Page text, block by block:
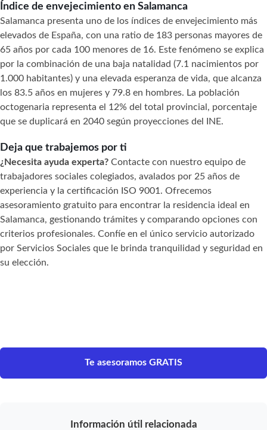
Índice de envejecimiento en Salamanca
Salamanca presenta uno de los índices de envejecimiento más
elevados de España, con una ratio de 183 personas mayores de
65 años por cada 100 menores de 16. Este fenómeno se explica
por la combinación de una baja natalidad (7.1 nacimientos por
1.000 habitantes) y una elevada esperanza de vida, que alcanza
los 83.5 años en mujeres y 79.8 en hombres. La población
octogenaria representa el 12% del total provincial, porcentaje
que se duplicará en 2040 según proyecciones del INE.
Deja que trabajemos por ti
¿Necesita ayuda experta? Contacte con nuestro equipo de
trabajadores sociales colegiados, avalados por 25 años de
experiencia y la certificación ISO 9001. Ofrecemos
asesoramiento gratuito para encontrar la residencia ideal en
Salamanca, gestionando trámites y comparando opciones con
criterios profesionales. Confíe en el único servicio autorizado
por Servicios Sociales que le brinda tranquilidad y seguridad en
su elección.
Te asesoramos GRATIS
Información útil relacionada